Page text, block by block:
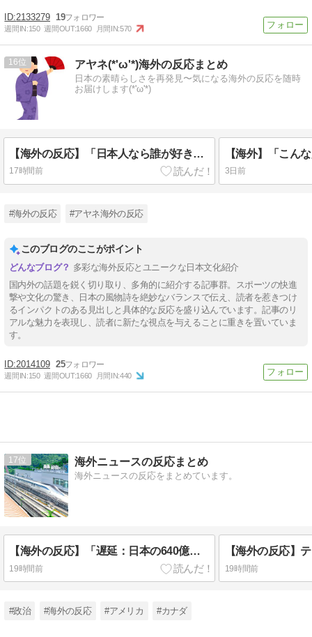
2133279 19
週間IN:150 週間OUT:1660 月間IN:570
16 アヤネ(*'ω'*)海外の反応まとめ
日本の素晴らしさを再発見〜気になる海外の反応を随時
お届けします(*'ω'*)
【海外の反応】「日本人なら誰が好き？」外国人が選んだ人物が予想外すぎたｗ
17時間前 3日前
#海外の反応 #アヤネ海外の反応
このブログのここがポイント
多彩な海外反応とユニークな日本文化紹介
国内外の話題を鋭く切り取り、多角的に紹介する記事群。スポーツの快進
撃や文化の驚き、日本の風物詩を絶妙なバランスで伝え、読者を惹きつけ
るインパクトのある見出しと具体的な反応を盛り込んでいます。記事のリ
アルな魅力を表現し、読者に新たな視点を与えることに重きを置いていま
す。
2014109 25
週間IN:150 週間OUT:1660 月間IN:440
17 海外ニュースの反応まとめ
海外ニュースの反応をまとめています。
【海外の反応】「遅延：日本の640億ドルの“浮上式”新幹線は、もはや軌道に乗っていない」
19時間前 19時間前
#政治 #海外の反応 #アメリカ #カナダ